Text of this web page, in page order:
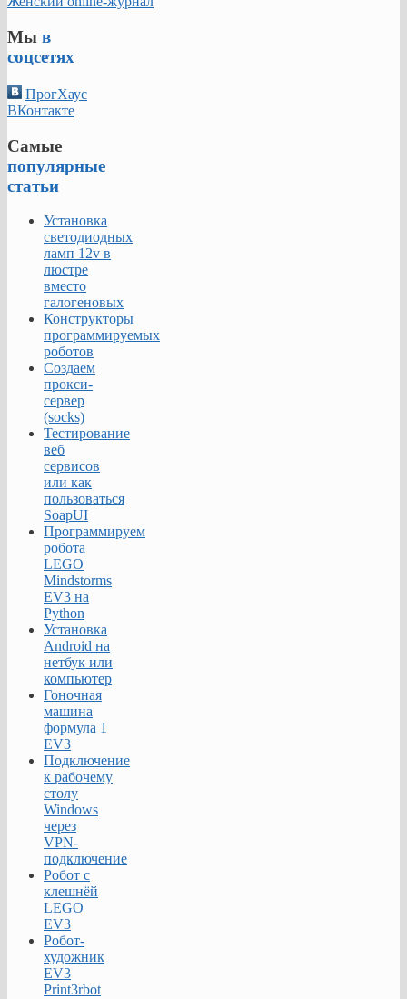
Мы в
соцсетях
ПрогХаус
ВКонтакте
Самые
популярные
статьи
Установка
светодиодных
ламп 12v в
люстре
вместо
галогеновых
Конструкторы
программируемых
роботов
Создаем
прокси-
сервер
(socks)
Тестирование
веб
сервисов
или как
пользоваться
SoapUI
Программируем
робота
LEGO
Mindstorms
EV3 на
Python
Установка
Android на
нетбук или
компьютер
Гоночная
машина
формула 1
EV3
Подключение
к рабочему
столу
Windows
через
VPN-
подключение
Робот с
клешнёй
LEGO
EV3
Робот-
художник
EV3
Print3rbot